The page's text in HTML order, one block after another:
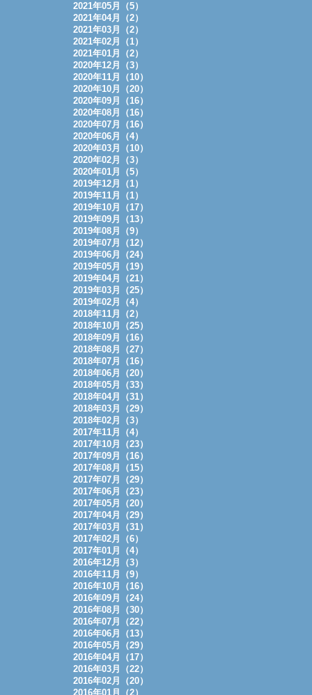
2021年05月（5）
2021年04月（2）
2021年03月（2）
2021年02月（1）
2021年01月（2）
2020年12月（3）
2020年11月（10）
2020年10月（20）
2020年09月（16）
2020年08月（16）
2020年07月（16）
2020年06月（4）
2020年03月（10）
2020年02月（3）
2020年01月（5）
2019年12月（1）
2019年11月（1）
2019年10月（17）
2019年09月（13）
2019年08月（9）
2019年07月（12）
2019年06月（24）
2019年05月（19）
2019年04月（21）
2019年03月（25）
2019年02月（4）
2018年11月（2）
2018年10月（25）
2018年09月（16）
2018年08月（27）
2018年07月（16）
2018年06月（20）
2018年05月（33）
2018年04月（31）
2018年03月（29）
2018年02月（3）
2017年11月（4）
2017年10月（23）
2017年09月（16）
2017年08月（15）
2017年07月（29）
2017年06月（23）
2017年05月（20）
2017年04月（29）
2017年03月（31）
2017年02月（6）
2017年01月（4）
2016年12月（3）
2016年11月（9）
2016年10月（16）
2016年09月（24）
2016年08月（30）
2016年07月（22）
2016年06月（13）
2016年05月（29）
2016年04月（17）
2016年03月（22）
2016年02月（20）
2016年01月（2）